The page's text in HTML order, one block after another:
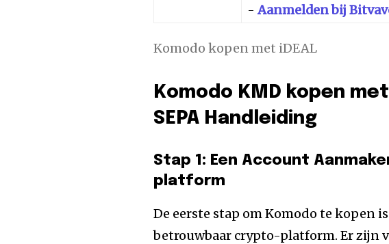
-Aanmelden bij
Komodo kopen met iDEAL
Komodo KMD kopen
SEPA Handleiding
Stap 1: Een Account
platform
De eerste stap om Komodo te kopen
betrouwbaar crypto-platform. Er zijn